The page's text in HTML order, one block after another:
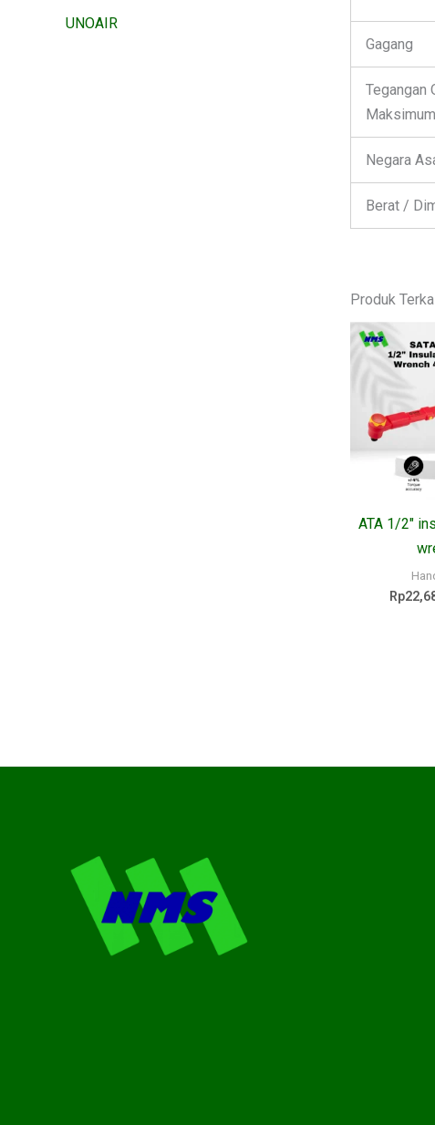
UNOAIR
Gagang
Tegangan
Maksimum
Negara
Berat /
Produk
ATA 1/2″
Rp